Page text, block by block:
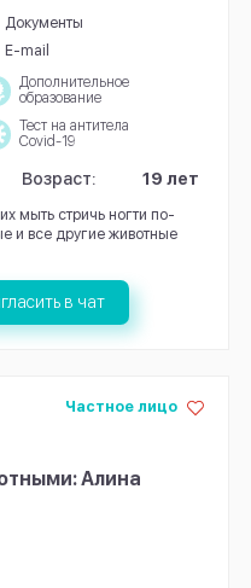
Документы
E-mail
Дополнительное
образование
Тест на антитела
Covid-19
Возраст: 19 лет
мыть стричь ногти по-
и все другие животные
в чат
Алина
Частное лицо